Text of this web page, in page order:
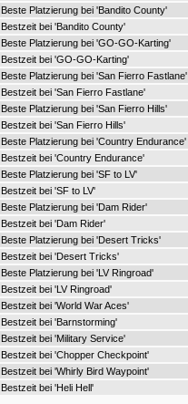
Beste Platzierung bei 'Bandito County'
Bestzeit bei 'Bandito County'
Beste Platzierung bei 'GO-GO-Karting'
Bestzeit bei 'GO-GO-Karting'
Beste Platzierung bei 'San Fierro Fastlane'
Bestzeit bei 'San Fierro Fastlane'
Beste Platzierung bei 'San Fierro Hills'
Bestzeit bei 'San Fierro Hills'
Beste Platzierung bei 'Country Endurance'
Bestzeit bei 'Country Endurance'
Beste Platzierung bei 'SF to LV'
Bestzeit bei 'SF to LV'
Beste Platzierung bei 'Dam Rider'
Bestzeit bei 'Dam Rider'
Beste Platzierung bei 'Desert Tricks'
Bestzeit bei 'Desert Tricks'
Beste Platzierung bei 'LV Ringroad'
Bestzeit bei 'LV Ringroad'
Bestzeit bei 'World War Aces'
Bestzeit bei 'Barnstorming'
Bestzeit bei 'Military Service'
Bestzeit bei 'Chopper Checkpoint'
Bestzeit bei 'Whirly Bird Waypoint'
Bestzeit bei 'Heli Hell'